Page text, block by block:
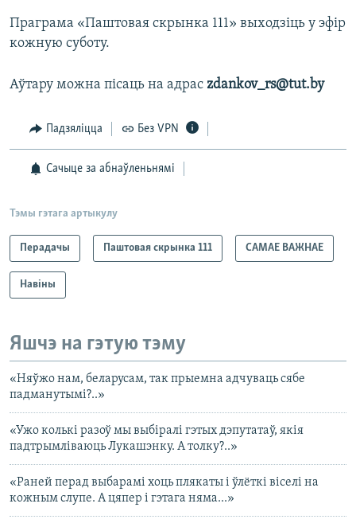
Праграма «Паштовая скрынка 111» выходзіць у эфір
кожную суботу.
Аўтару можна пісаць на адрас zdankov_rs@tut.by
Падзяліцца Без VPN
Сачыце за абнаўленьнямі
Тэмы гэтага артыкулу
Перадачы Паштовая скрынка 111 САМАЕ ВАЖНАЕ
Навіны
Яшчэ на гэтую тэму
«Няўжо нам, беларусам, так прыемна адчуваць сябе
падманутымі?..»
«Ужо колькі разоў мы выбіралі гэтых дэпутатаў, якія
падтрымліваюць Лукашэнку. А толку?..»
«Раней перад выбарамі хоць плякаты і ўлёткі віселі на
кожным слупе. А цяпер і гэтага няма...»